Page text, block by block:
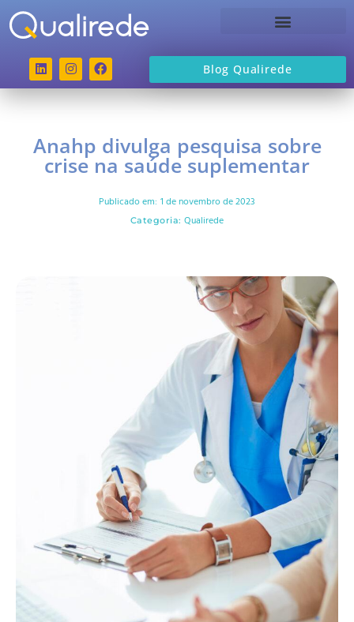
Blog Qualirede
Anahp divulga pesquisa sobre
crise na saúde suplementar
Publicado em: 1 de novembro de 2023
Categoria:Qualirede